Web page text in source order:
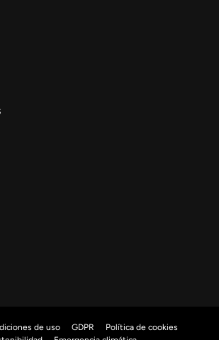
de uso GDPR
Política de cookies